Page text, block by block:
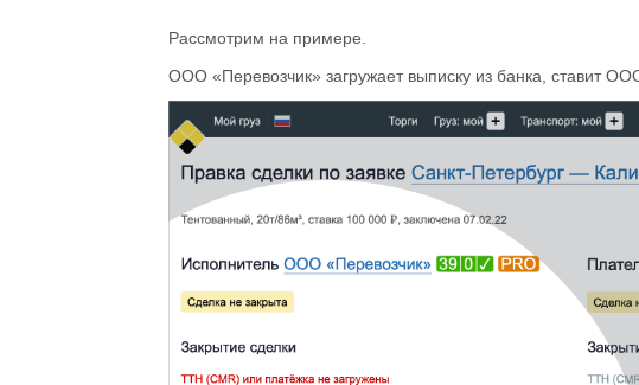
Рассмотрим на примере.
ООО «Перевозчик» загружает выписку из банка, ставит